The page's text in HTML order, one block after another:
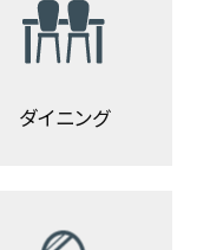
ダイニング